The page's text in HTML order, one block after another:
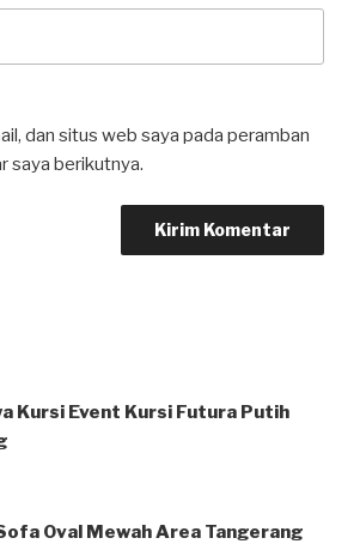
dan situs web saya pada peramban
saya berikutnya.
Kursi Event Kursi Futura Putih
Oval Mewah Area Tangerang